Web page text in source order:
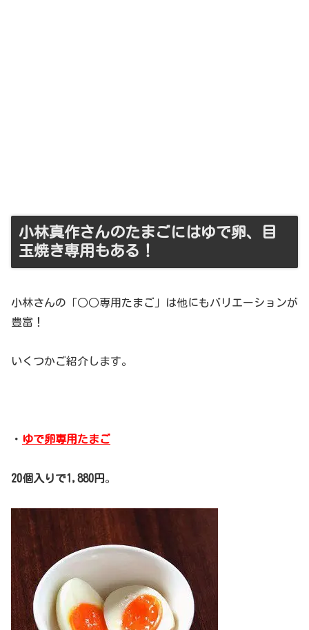
小林真作さんのたまごにはゆで卵、目
玉焼き専用もある！
小林さんの「○○専用たまご」は他にもバリエーションが
豊富！
いくつかご紹介します。
・ ゆで卵専用たまご
20個入りで1,880円 。